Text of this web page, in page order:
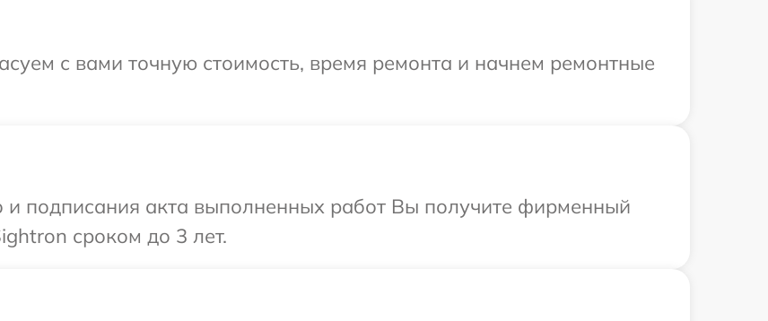
с вами точную стоимость, время ремонта и начнем ремонтные
и подписания акта выполненных работ Вы получите фирменный
сроком до 3 лет.